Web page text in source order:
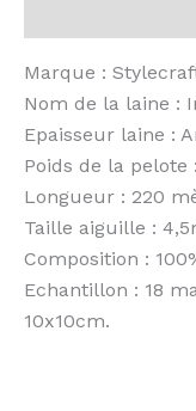
Marque :
Nom de la laine :
Epaisseur laine :
Poids de la pelote
Longueur : 220
Taille aiguille :
Composition :
Echantillon : 18
10x10cm.